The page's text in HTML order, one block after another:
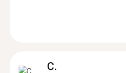
C.